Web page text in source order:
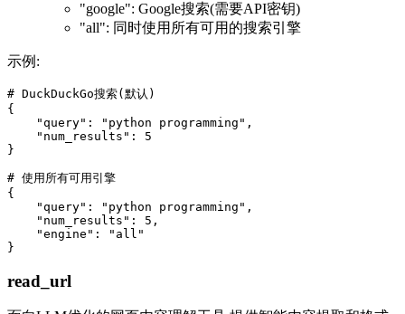
"google": Google搜索(需要API密钥)
"all": 同时使用所有可用的搜索引擎
示例:
# DuckDuckGo搜索(默认)
{
    "query": "python programming",
    "num_results": 5
}
# 使用所有可用引擎
{
    "query": "python programming",
    "num_results": 5,
    "engine": "all"
read_url